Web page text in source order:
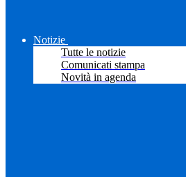
Notizie
Tutte le notizie
Comunicati stampa
Novità in agenda